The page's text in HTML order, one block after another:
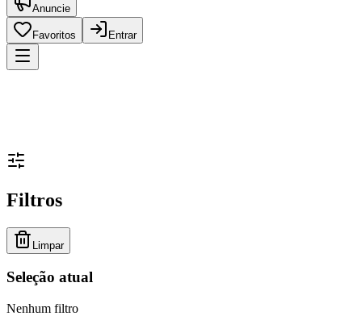
Anuncie
Favoritos Entrar
Filtros
Limpar
Seleção atual
Nenhum filtro